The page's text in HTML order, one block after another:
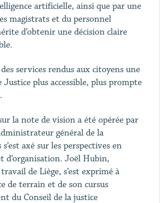
artificielle, ainsi que par une
magistrats et du personnel
d’obtenir une décision claire
services rendus aux citoyens une
plus accessible, plus prompte
.
la note de vision a été opérée par
général de la
axé sur les perspectives en
d’organisation. Joël Hubin,
de Liège, s’est exprimé à
de terrain et de son cursus
du Conseil de la justice